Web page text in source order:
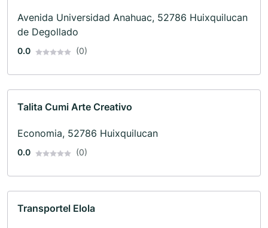
Avenida Universidad Anahuac, 52786 Huixquilucan
de Degollado
0.0 (0)
Talita Cumi Arte Creativo
Economia, 52786 Huixquilucan
0.0 (0)
Transportel Elola